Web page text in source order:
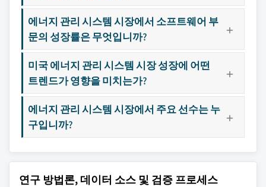
에너지 관리 시스템 시장에서 소프트웨어 부
문의 성장률은 무엇입니까?
미국 에너지 관리 시스템 시장 성장에 어떤
트렌드가 영향을 미치는가?
에너지 관리 시스템 시장에서 주요 선수는 누
구입니까?
연구 방법론, 데이터 소스 및 검증 프로세스